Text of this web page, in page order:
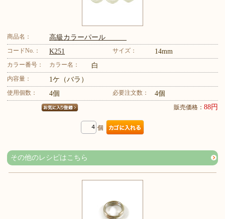
商品名： 高級カラーパール
コードNo.： K251 サイズ： 14mm
カラー番号： カラー名： 白
内容量： 1ケ（バラ）
使用個数： 4個 必要注文数： 4個
販売価格： 88円
個
その他のレシピはこちら